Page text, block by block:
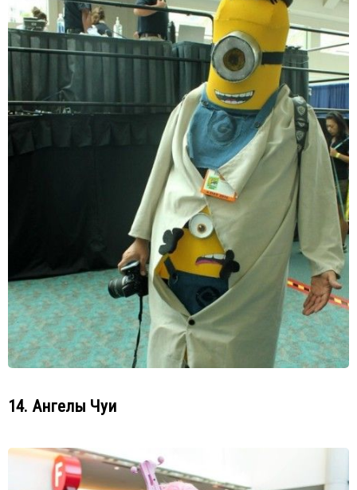
14. Ангелы Чуи